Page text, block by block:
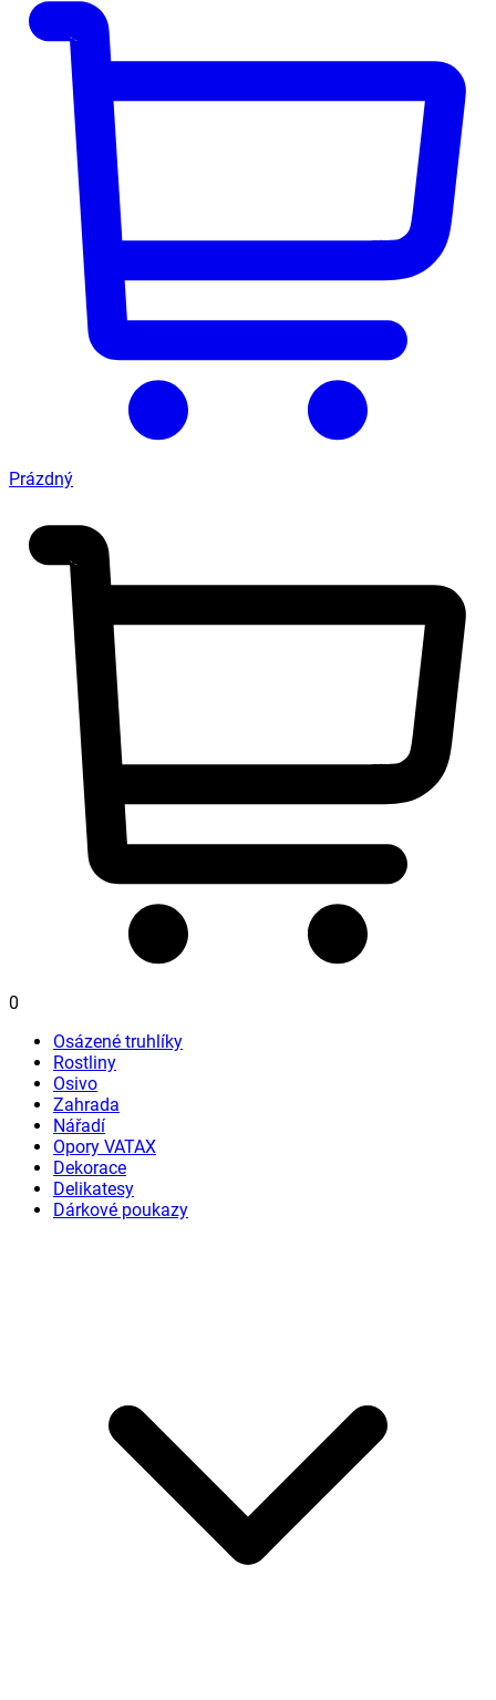
Prázdný
0
Osázené truhlíky
Rostliny
Osivo
Zahrada
Nářadí
Opory VATAX
Dekorace
Delikatesy
Dárkové poukazy